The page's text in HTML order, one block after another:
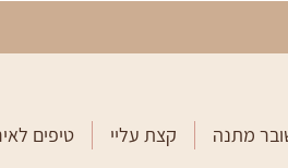
מתנה קצת עליי טיפים